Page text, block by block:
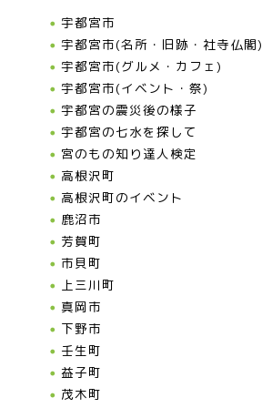
宇都宮市
宇都宮市(名所・旧跡・社寺仏閣)
宇都宮市(グルメ・カフェ)
宇都宮市(イベント・祭)
宇都宮の震災後の様子
宇都宮の七水を探して
宮のもの知り達人検定
高根沢町
高根沢町のイベント
鹿沼市
芳賀町
市貝町
上三川町
真岡市
下野市
壬生町
益子町
茂木町